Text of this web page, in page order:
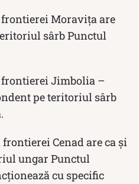
frontierei Moravița are
sârb Punctul
frontierei Jimbolia –
pe teritoriul sârb
Cenad are ca și
ungar Punctul
cu specific